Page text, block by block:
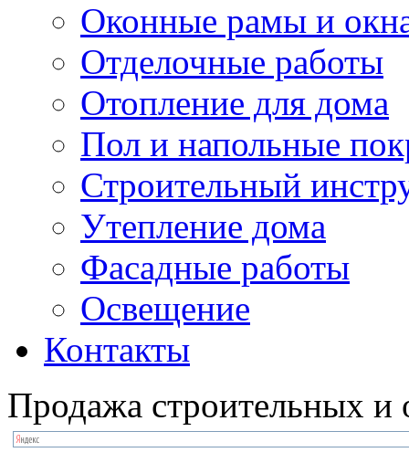
Оконные рамы и
Отделочные работы
Отопление для дома
Пол и напольные
Строительный
Утепление дома
Фасадные работы
Освещение
Контакты
Продажа строительных и